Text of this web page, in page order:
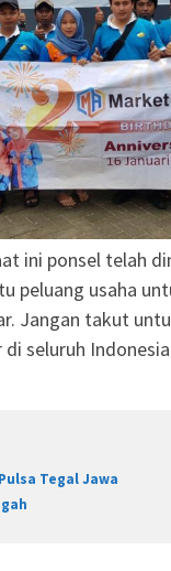
ini ponsel telah
peluang usaha
Jangan takut
seluruh
Tegal Jawa